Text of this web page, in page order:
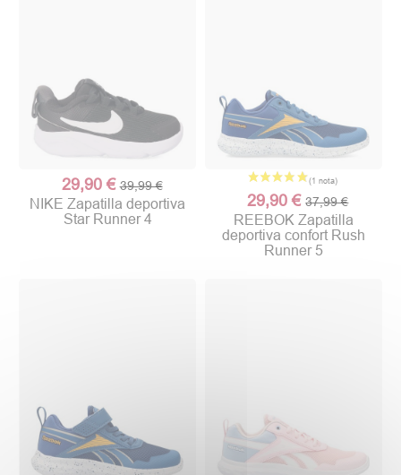
29,90 € 39,99 €
NIKE Zapatilla deportiva
Star Runner 4
29,90 € 37,99 €
REEBOK Zapatilla
deportiva confort Rush
Runner 5